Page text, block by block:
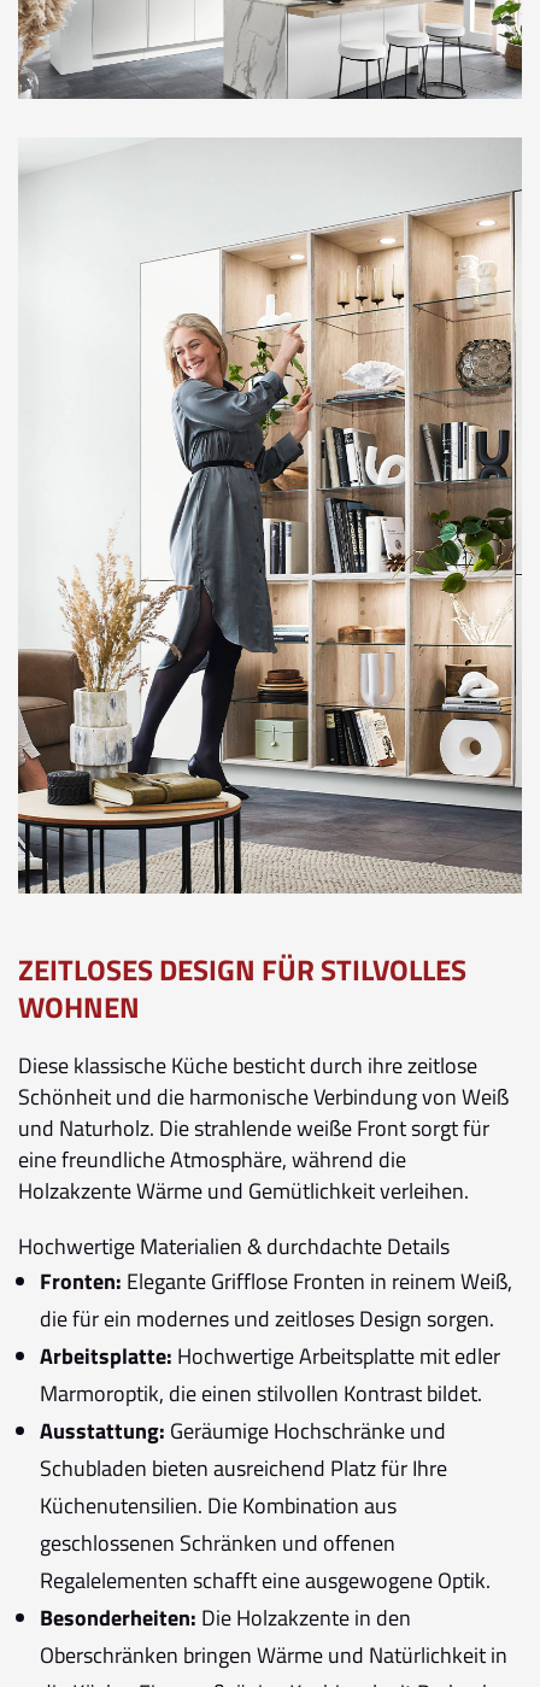
ZEITLOSES DESIGN FÜR STILVOLLES
WOHNEN
Diese klassische Küche besticht durch ihre zeitlose
Schönheit und die harmonische Verbindung von Weiß
und Naturholz. Die strahlende weiße Front sorgt für
eine freundliche Atmosphäre, während die
Holzakzente Wärme und Gemütlichkeit verleihen.
Hochwertige Materialien & durchdachte Details
Fronten: Elegante Grifflose Fronten in reinem Weiß,
die für ein modernes und zeitloses Design sorgen.
Arbeitsplatte: Hochwertige Arbeitsplatte mit edler
Marmoroptik, die einen stilvollen Kontrast bildet.
Ausstattung: Geräumige Hochschränke und
Schubladen bieten ausreichend Platz für Ihre
Küchenutensilien. Die Kombination aus
geschlossenen Schränken und offenen
Regalelementen schafft eine ausgewogene Optik.
Besonderheiten: Die Holzakzente in den
Oberschränken bringen Wärme und Natürlichkeit in